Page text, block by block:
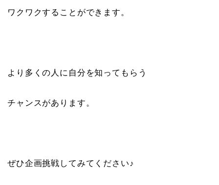
ワクワクすることができます。
より多くの人に自分を知ってもらう
チャンスがあります。
ぜひ企画挑戦してみてください♪